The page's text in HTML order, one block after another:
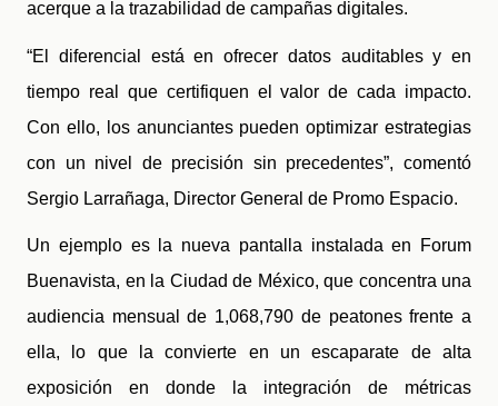
acerque a la trazabilidad de campañas digitales.
“El diferencial está en ofrecer datos auditables y en
tiempo real que certifiquen el valor de cada impacto.
Con ello, los anunciantes pueden optimizar estrategias
con un nivel de precisión sin precedentes”, comentó
Sergio Larrañaga, Director General de Promo Espacio.
Un ejemplo es la nueva pantalla instalada en Forum
Buenavista, en la Ciudad de México, que concentra una
audiencia mensual de 1,068,790 de peatones frente a
ella, lo que la convierte en un escaparate de alta
exposición en donde la integración de métricas